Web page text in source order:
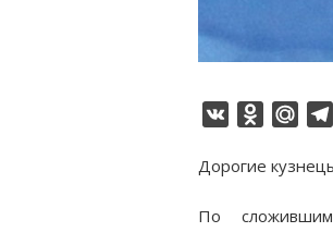
VK
Дорогие
По